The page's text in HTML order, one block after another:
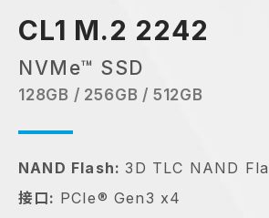
CL1 M.2 2242
NVMe™ SSD
128GB / 256GB / 512GB
NAND Flash:3D TLC NAND
接口: PCIe® Gen3 x4